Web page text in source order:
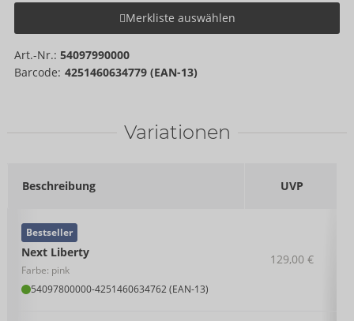
Merkliste auswählen
Art.-Nr.: 54097990000
Barcode: 4251460634779 (EAN-13)
Variationen
Beschreibung UVP
Next Liberty
Farbe: pink
54097800000-4251460634762 (EAN-13)
Bestseller
129,00 €